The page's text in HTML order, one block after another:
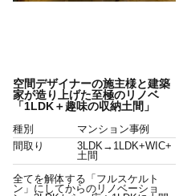
空間デザイナーの施主様と建築
家が造り上げた至極のリノベ
「1LDK＋趣味の収納土間」
種別
マンション事例
間取り
3LDK→1LDK+WIC+
土間
全てを解体する「フルスケルト
ン」にしてからのリノベーショ